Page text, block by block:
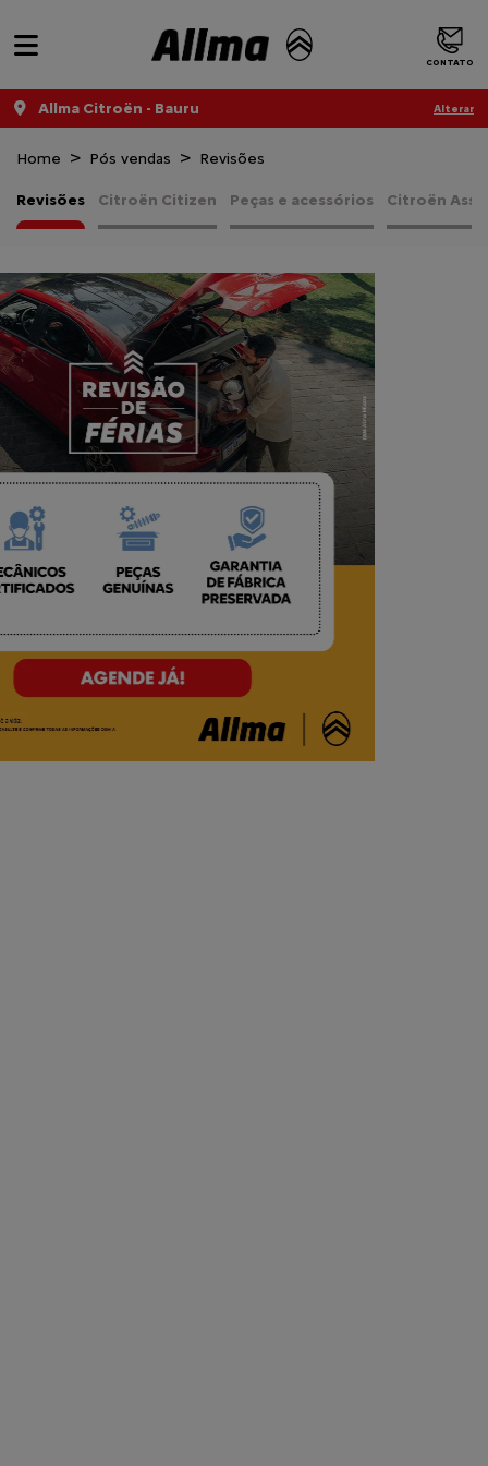
CONTATO
Allma Citroën - Bauru Alterar
Home Pós vendas Revisões
Citroën Citizen
Revisões Peças e acessórios Citroën